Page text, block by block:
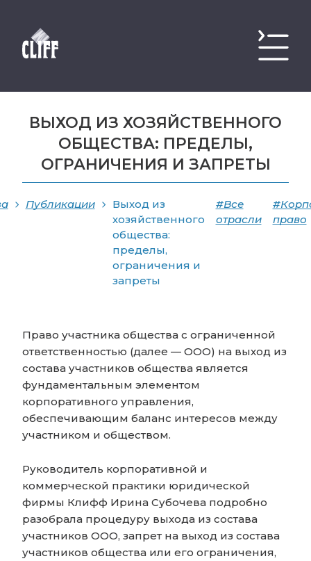
ВЫХОД ИЗ ХОЗЯЙСТВЕННОГО
ОБЩЕСТВА: ПРЕДЕЛЫ,
ОГРАНИЧЕНИЯ И ЗАПРЕТЫ
Публикации
Выход из
хозяйственного
общества:
пределы,
ограничения и
запреты
#Все
отрасли
право
Право участника общества с ограниченной
ответственностью (далее — ООО) на выход из
состава участников общества является
фундаментальным элементом
корпоративного управления,
обеспечивающим баланс интересов между
участником и обществом.
Руководитель корпоративной и
коммерческой практики юридической
фирмы Клифф Ирина Субочева подробно
разобрала процедуру выхода из состава
участников ООО, запрет на выход из состава
участников общества или его ограничения,